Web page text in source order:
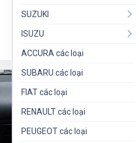
SUZUKI
ISUZU
ACCURA các loại
SUBARU các loại
FIAT các loại
RENAULT các loại
PEUGEOT các loại